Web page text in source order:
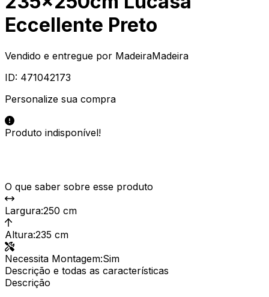
Eccellente Preto
Vendido e entregue por MadeiraMadeira
ID: 471042173
Personalize sua compra
Produto indisponível!
O que saber sobre esse produto
Largura:250 cm
Altura:235 cm
Necessita Montagem:Sim
Descrição e todas as características
Descrição